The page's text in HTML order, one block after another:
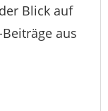
Blick auf
aus